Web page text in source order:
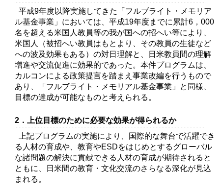
平成9年度以降実施してきた「フルブライト・メモリア
ル基金事業」においては、平成19年度までに累計6，000
名を超える米国人教員等の我が国への招へい等により、
米国人（被招へい教員はもとより、その教員の生徒など
への波及効果もある）の対日理解と、日米教員間の理解
増進や交流促進に効果的であった。本件プログラムは、
カルコンによる政策提言を踏まえ事業改編を行うもので
あり、「フルブライト・メモリアル基金事業」と同様、
目標の達成が可能なものと考えられる。
2．上位目標のために必要な効果が得られるか
上記プログラムの実施により、国際的な舞台で活躍でき
る人材の育成や、教育やESDをはじめとするグローバル
な諸問題の解決に貢献できる人材の育成が期待されると
ともに、日米間の教育・文化交流のさらなる深化が見込
まれる。